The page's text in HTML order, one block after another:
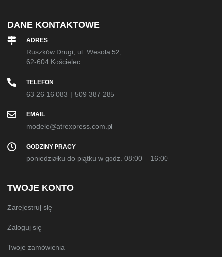
DANE KONTAKTOWE
ADRES
Ruszków Drugi, ul. Wesoła 52,
62-604 Kościelec
TELEFON
63 26 16 083 | 509 387 285
EMAIL
modele@atrexpress.com.pl
GODZINY PRACY
poniedziałku do piątku w godz. 08:00 – 16:00
TWOJE KONTO
Zarejestruj się
Zaloguj się
Twoje zamówienia